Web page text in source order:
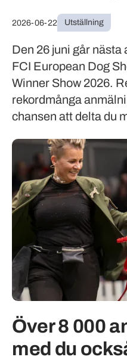
2026-06-22 Utställning
Den 26 juni går
FCI European Dog
Winner Show 2026.
rekordmånga
chansen att delta du
Över 8 000
med du